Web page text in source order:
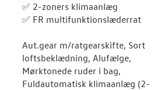
✅ 2-zoners klimaanlæg
✅ FR multifunktionslæderrat
Aut.gear m/ratgearskifte, Sort
loftsbeklædning, Alufælge,
Mørktonede ruder i bag,
Fuldautomatisk klimaanlæg (2-